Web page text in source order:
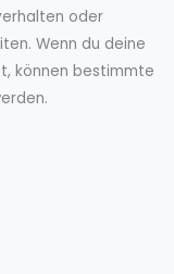
oder
Wenn du deine
können bestimmte